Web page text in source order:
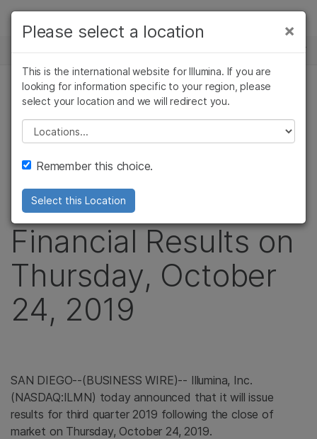
Skip to content
솔루션
학습
회사
지원
추천 링크
뉴스 센터
보도 자료
Illumina to
Announce Third
Quarter 2019
Financial Results on
Thursday, October
24, 2019
SAN DIEGO--(BUSINESS WIRE)-- Illumina, Inc.
(NASDAQ:ILMN) today announced that it will issue
results for third quarter 2019 following the close of
market on Thursday, October 24, 2019.
×
Please select a location
This is the international website for Illumina. If you are
looking for information specific to your region, please
select your location and we will redirect you.
Please select a location
Remember this choice.
Select this Location
×
암 연구
미생물학 연구
농업유전체학 연구
복합 질환 연구
임상 종양학 연구
생식 보건 연구
연구